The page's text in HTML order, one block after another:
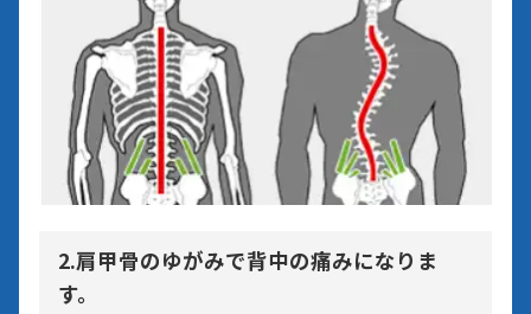
2.肩甲骨のゆがみで背中の痛みになりま
す。